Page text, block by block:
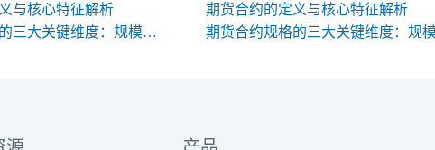
与核心特征解析
期货合约规格的三大关键维度：规模、交割与标准化
期货合约的定义与核心特征解析